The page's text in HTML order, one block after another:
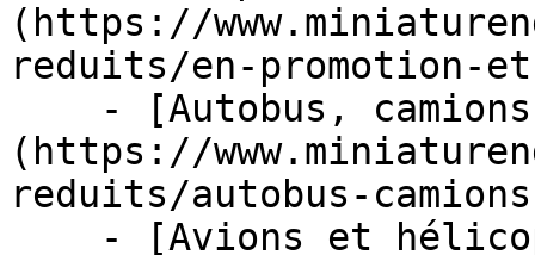
(https://
reduits/en-promotion-
(https://
reduits/autobus-